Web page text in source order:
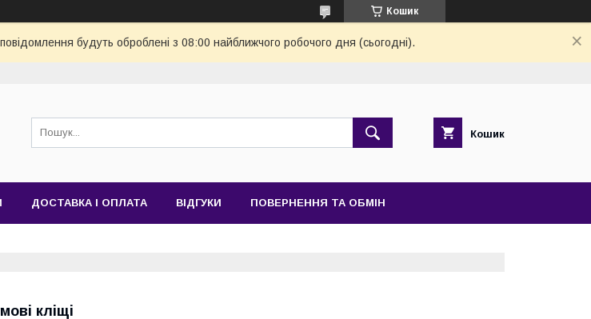
Кошик
будуть оброблені з 08:00 найближчого робочого дня (сьогодні).
Кошик
ДОСТАВКА І ОПЛАТА ВІДГУКИ ПОВЕРНЕННЯ ТА ОБМІН
кліщі